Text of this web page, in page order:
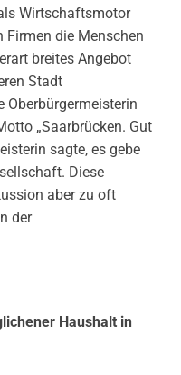
Wirtschaftsmotor
Firmen die Menschen
breites Angebot
Stadt
Oberbürgermeisterin
„Saarbrücken. Gut
sagte, es gebe
Diese
aber zu oft
der
Haushalt in